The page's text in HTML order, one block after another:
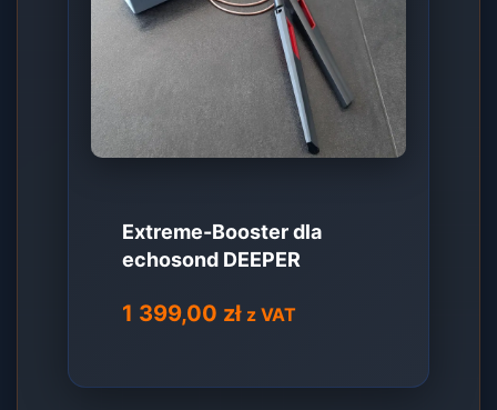
Extreme-Booster dla
echosond DEEPER
1 399,00 zł z VAT